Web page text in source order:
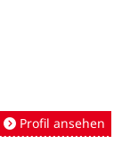
Profil ansehen